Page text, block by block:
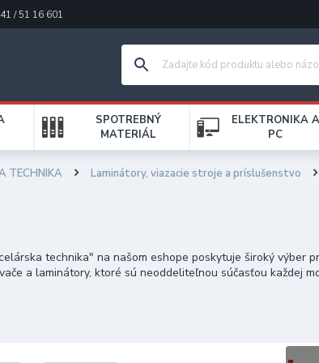
/ 51 16 601
SPOTREBNÝ
MATERIÁL
ELEKTRONIKA A
PC
TECHNIKA Laminátory, viazacie stroje a príslušenstvo
technika" na našom eshope poskytuje široký výber
a laminátory, ktoré sú neoddeliteľnou súčasťou každej
rýchlo a kvalitne tlačiť dôležité dokumenty, zatiaľ
zničenie dôležitých dokumentov, čím ochránia citlivé
prístupom.V našom sortimente nájdete širokú ponuku